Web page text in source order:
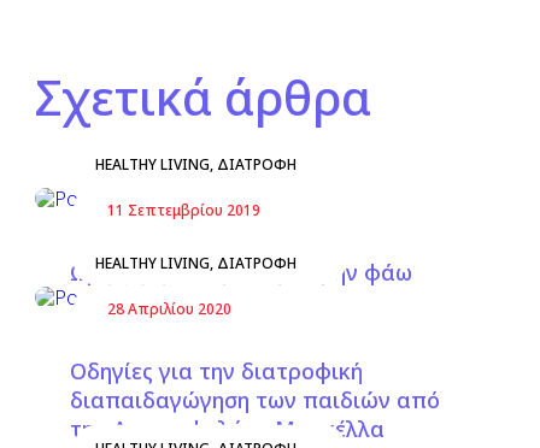
Σχετικά άρθρα
HEALTHY LIVING ΔΙΑΤΡΟΦΉ
11 Σεπτεμβρίου 2019
Ωμή ζύμη: Να φάω ή να μην φάω
HEALTHY LIVING ΔΙΑΤΡΟΦΉ
28 Απριλίου 2020
Οδηγίες για την διατροφική
διαπαιδαγώγηση των παιδιών από
την Διατροφολόγο Μαρκέλλα